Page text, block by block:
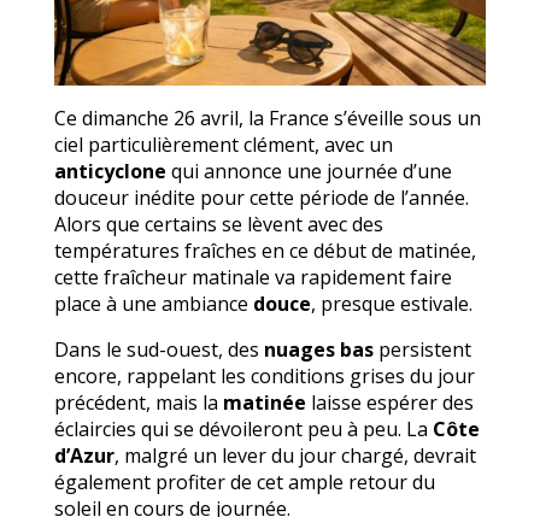
Ce dimanche 26 avril, la France s’éveille sous un
ciel particulièrement clément, avec un
anticyclone qui annonce une journée d’une
douceur inédite pour cette période de l’année.
Alors que certains se lèvent avec des
températures fraîches en ce début de matinée,
cette fraîcheur matinale va rapidement faire
place à une ambiance douce, presque estivale.
Dans le sud-ouest, des nuages baspersistent
encore, rappelant les conditions grises du jour
précédent, mais la matinée laisse espérer des
éclaircies qui se dévoileront peu à peu. La Côte
d’Azur, malgré un lever du jour chargé, devrait
également profiter de cet ample retour du
soleil en cours de journée.